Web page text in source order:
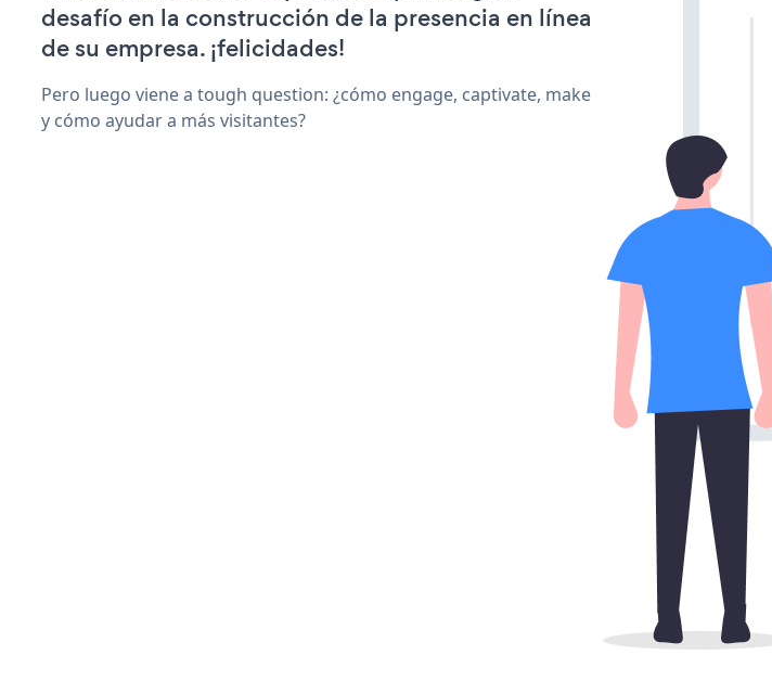
desafío en la construcción de la presencia en línea
de su empresa. ¡felicidades!
Pero luego viene a tough question: ¿cómo engage, captivate, make
y cómo ayudar a más visitantes?